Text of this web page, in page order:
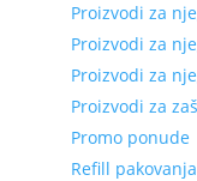
Proizvodi za
Proizvodi za
Proizvodi za
Proizvodi za
Promo ponude
Refill pakovanja